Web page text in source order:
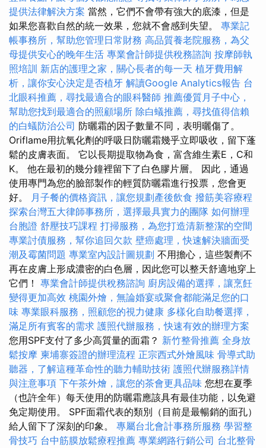
提供法律解決方案 當然，它們不會帶有強大的底漆，但是
如果您喜歡自然的統一效果，您就不會感到失望。 專業記
帳事務所，幫助您管理日常財務 高品質養老院服務，為父
母提供安心的晚年生活 專業會計師提供稅務諮詢 按摩師執
照培訓 新店的護理之家，關心長者的每一天 植牙費用解
析，讓你安心決定是否植牙 解讀Google Analytics報告 台
北眼科推薦，尋找最適合的眼科醫師 推薦優質月子中心，
幫助您找到最適合的照顧場所 除白蟻推薦，尋找值得信賴
的白蟻防治公司 防曬霜的因子數量不同，表明曬傷了。
Oriflame用抗氧化劑的呼吸日防曬霜幾乎立即吸收，留下蓬
鬆的皮膚表面。 它以長期提取物為食，富含維生素E，C和
K。 他在最初的幾分鐘裡留下了白色膠片層。 因此，通過
使用專門為您的臉部製作的輕質防曬霜進行投票，您會更
好。 月子餐的價格資訊，讓您規劃產後飲食 撥筋美容療程
探索台灣五大律師事務所，選擇最具實力的團隊 如何辦理
台胞證 舒壓技巧課程 打掃服務，為您打造清新整潔的空間
專業討債服務，幫你追回欠款 壁癌處理，快速解決牆面受
潮及霉菌問題 專業室內設計圖規劃 不用擔心，這些製劑不
再在皮膚上形成濃密的白色層，因此您可以整天舒適地穿上
它們！ 專業會計師提供稅務諮詢 廚房設備的選擇，讓烹飪
變得更加高效 桃園外燴，無論婚宴或聚會都能滿足您的口
味 專業眼科服務，照顧您的視力健康 多樣化自助餐選擇，
滿足所有賓客的需求 護照代辦服務，快速有效的辦理方案
您用SPF支付了多少高質量的面霜？ 新竹整骨推薦 全身放
鬆按摩 柬埔寨簽證的辦理流程 正宗西式外燴風味 骨導式助
聽器，了解這種革命性的聽力輔助技術 護照代辦服務詳情
與注意事項 下午茶外燴，讓您的茶會更具品味 您想在夏季
（也許全年）每天使用的防曬霜應該具有最佳功能，以免避
免定期使用。 SPF面霜代表的類別（目前是最暢銷的面孔）
給人留下了深刻的印象。 專屬台北會計事務所服務 學習整
骨技巧 台中筋膜放鬆療程推薦 專業網路行銷公司 台北整骨